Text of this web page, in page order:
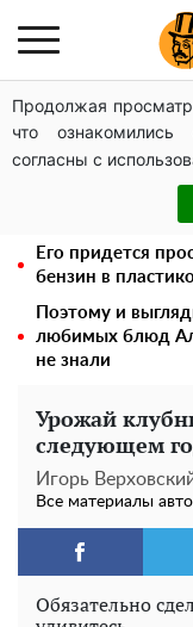
Продолжая
что
согласны с
Такую
банкой: рецепт
маслом на зиму
Как участник
льготу на
Его придется
бензин в
Поэтому и
любимых блюд
не знали
Урожай
следующем
Игорь
Все материалы
Обязательно